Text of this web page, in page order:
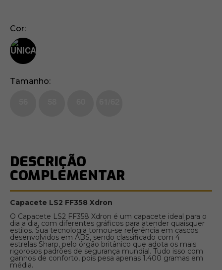
Cor
Tamanho
DESCRIÇÃO
COMPLEMENTAR
Capacete LS2 FF358 Xdron
O Capacete LS2 FF358 Xdron é um capacete ideal para o
dia a dia, com diferentes gráficos para atender quaisquer
estilos. Sua tecnologia tornou-se referência em cascos
desenvolvidos em ABS, sendo classificado com 4
estrelas Sharp, pelo órgão britânico que adota os mais
rigorosos padrões de segurança mundial. Tudo isso com
ganhos de conforto, pois pesa apenas 1.400 gramas em
média.